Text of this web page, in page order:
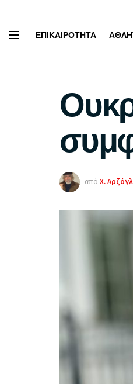
ΕΠΙΚΑΙΡΌΤΗΤΑ
από Χ.